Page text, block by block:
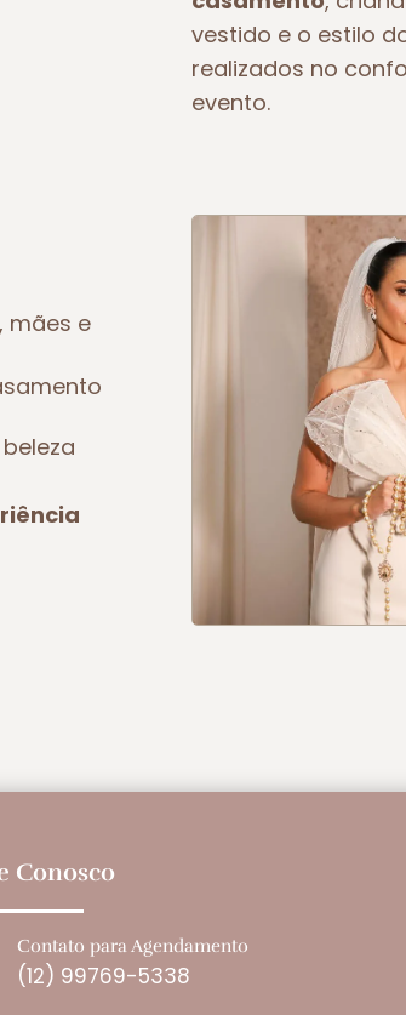
vestido e o estilo
realizados no
evento.
mães e
Conosco
Contato para Agendamento
(12) 99769-5338